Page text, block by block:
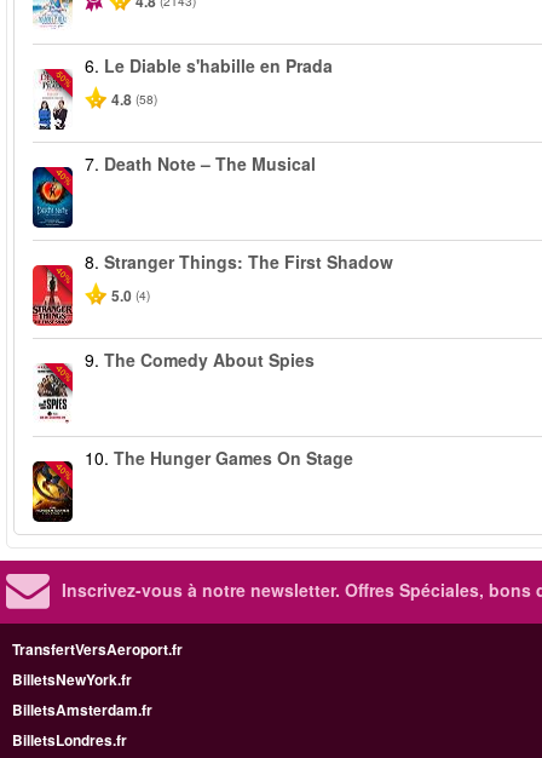
-50%
6. Le Diable s'habille en Prada
4.8 (58)
-40%
7. Death Note – The Musical
-40%
8. Stranger Things: The First Shadow
5.0 (4)
-40%
9. The Comedy About Spies
-40%
10. The Hunger Games On Stage
Inscrivez-vous à notre newsletter. Offres Spéciales, bons
TransfertVersAeroport.fr
BilletsNewYork.fr
BilletsAmsterdam.fr
BilletsLondres.fr